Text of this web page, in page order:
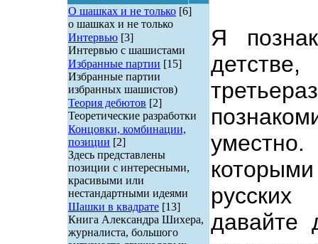
О шашках и не только [6]
о шашках и не только
Интервью [3]
Интервью с шашистами
Избранные партии [15]
Избранные партии
избранных шашистов)
Теория дебютов [2]
Теоретические разработки
Концовки, комбинации,
позиции [2]
Здесь представлены
позиции с интересными,
красивыми или
нестандартными идеями
Шашки в квадрате [13]
Книга Александра Шихера,
журналиста, большого
Я
давайте